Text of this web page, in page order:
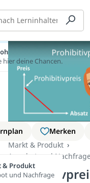
Merken
Markt & Produkt
Angebot und
sich!
hier deine Chancen.
& Produkt
und Nachfrage